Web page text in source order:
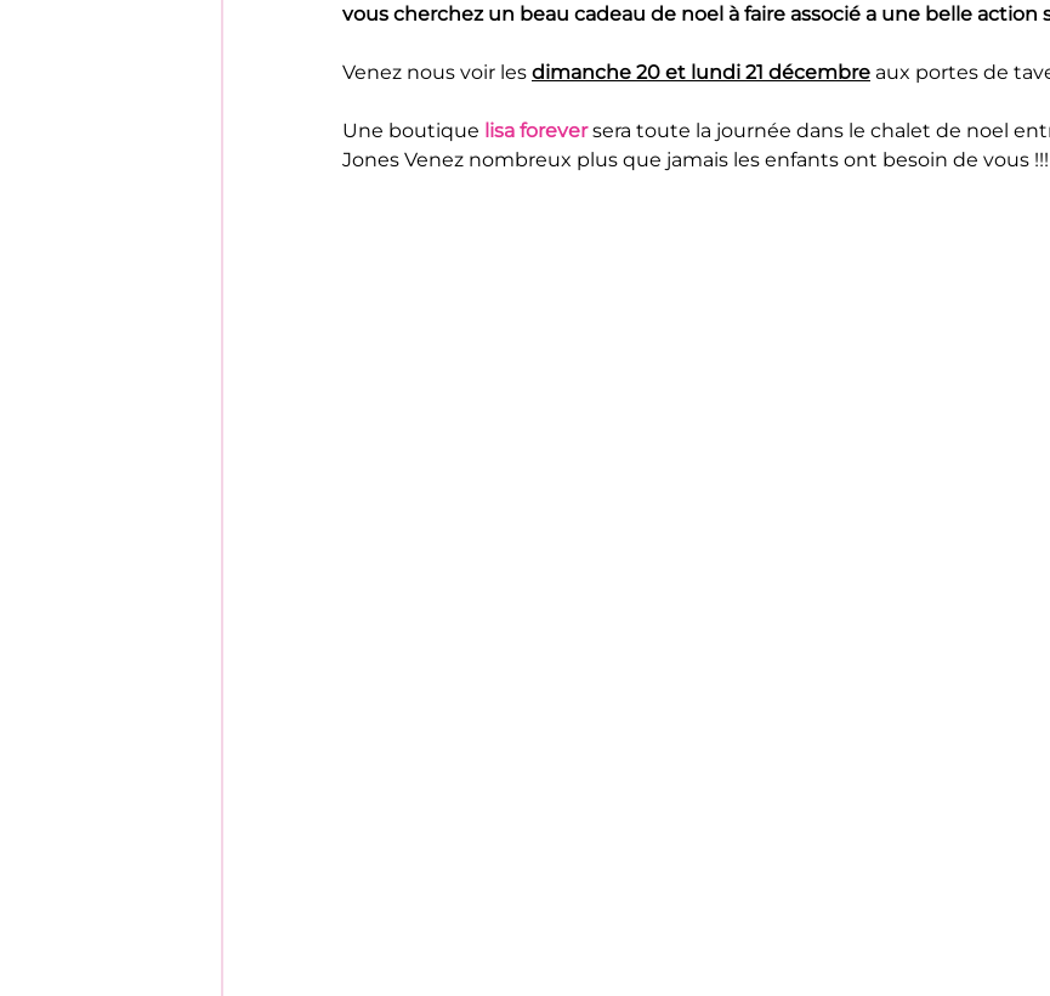
vous cherchez un beau cadeau de noel à faire associé a une belle action
Venez nous voir les dimanche 20 et lundi 21 décembre aux portes de
Une boutique lisa forever sera toute la journée dans le chalet de noel
Jones Venez nombreux plus que jamais les enfants ont besoin de vous !!!